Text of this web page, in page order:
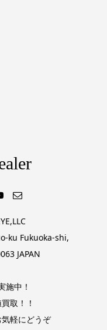
ku Fukuoka-shi,
JAPAN
施中！
取！！
軽にどうぞ